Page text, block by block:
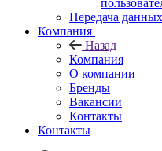
Передача данных
Компания
Назад
Компания
О компании
Бренды
Вакансии
Контакты
Контакты